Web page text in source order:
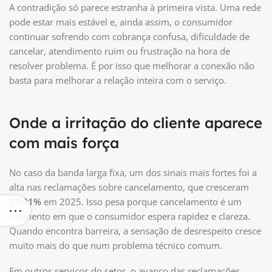
A contradição só parece estranha à primeira vista. Uma rede
pode estar mais estável e, ainda assim, o consumidor
continuar sofrendo com cobrança confusa, dificuldade de
cancelar, atendimento ruim ou frustração na hora de
resolver problema. É por isso que melhorar a conexão não
basta para melhorar a relação inteira com o serviço.
Onde a irritação do cliente aparece
com mais força
No caso da banda larga fixa, um dos sinais mais fortes foi a
alta nas reclamações sobre cancelamento, que cresceram
29,01% em 2025. Isso pesa porque cancelamento é um
momento em que o consumidor espera rapidez e clareza.
Quando encontra barreira, a sensação de desrespeito cresce
muito mais do que num problema técnico comum.